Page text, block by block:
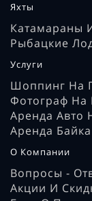
Яхты
Катамараны
Рыбацкие
Услуги
Шоппинг На
Фотограф На
Аренда Авто
Аренда
О Компании
Вопросы -
Акции И